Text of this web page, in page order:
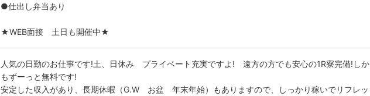
●仕出し弁当あり
★WEB面接 土日も開催中★
人気の日勤のお仕事です!土、日休み プライベート充実ですよ! 遠方の方でも安心の1R寮完備!しか
もずーっと無料です!
安定した収入があり、長期休暇（G.W お盆 年末年始）もありますので、しっかり稼いでリフレッ